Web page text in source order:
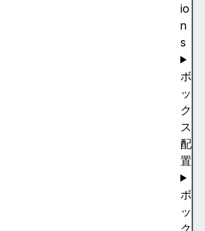
io
n
s
ボ
ッ
ク
ス
配
置
ボ
ッ